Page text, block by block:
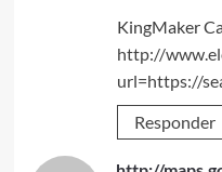
KingMaker
http://
url=https://
Responder